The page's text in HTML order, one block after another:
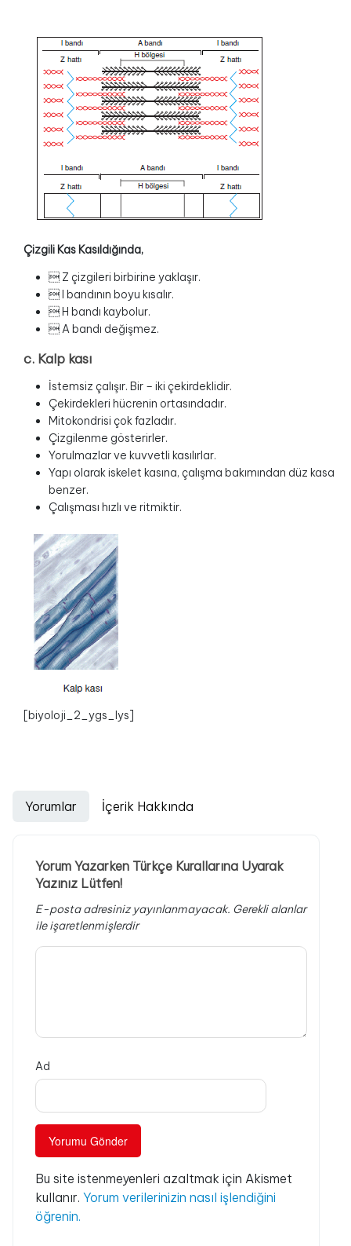
Çizgili Kas Kasıldığında,
 Z çizgileri birbirine yaklaşır.
 I bandının boyu kısalır.
 H bandı kaybolur.
 A bandı değişmez.
c. Kalp kası
İstemsiz çalışır. Bir – iki çekirdeklidir.
Çekirdekleri hücrenin ortasındadır.
Mitokondrisi çok fazladır.
Çizgilenme gösterirler.
Yorulmazlar ve kuvvetli kasılırlar.
Yapı olarak iskelet kasına, çalışma bakımından düz kasa
benzer.
Çalışması hızlı ve ritmiktir.
[biyoloji_2_ygs_lys]
Yorumlar İçerik Hakkında
Yorum Yazarken Türkçe Kurallarına Uyarak
Yazınız Lütfen!
E-posta adresiniz yayınlanmayacak. Gerekli alanlar
ile işaretlenmişlerdir
Ad
Bu site istenmeyenleri azaltmak için Akismet
kullanır. Yorum verilerinizin nasıl işlendiğini
öğrenin.